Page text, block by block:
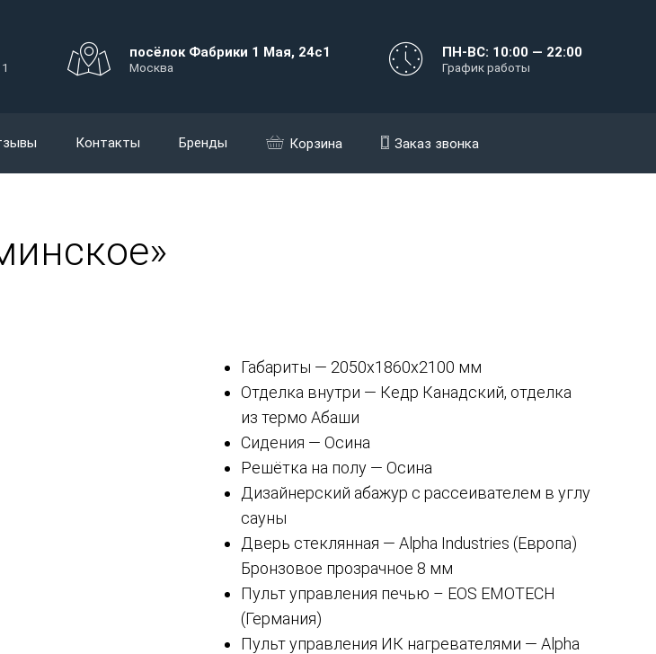
посёлок Фабрики 1 Мая, 24с1
Москва
ПН-ВС: 10:00 — 22:00
График работы
Контакты Бренды Корзина Заказ звонка
Габариты — 2050х1860х2100 мм
Отделка внутри — Кедр Канадский, отделка
из термо Абаши
Сидения — Осина
Решётка на полу — Осина
Дизайнерский абажур с рассеивателем в углу
сауны
Дверь стеклянная — Alpha Industries (Европа)
Бронзовое прозрачное 8 мм
Пульт управления печью – EOS EMOTECH
(Германия)
Пульт управления ИК нагревателями — Alpha